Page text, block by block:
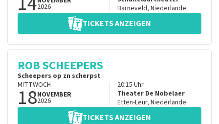
2026
Barneveld, Niederlande
TICKETS ANZEIGEN
ROB SCHEEPERS
Scheepers op zn scherpst
MITTWOCH
18NOVEMBER
2026
20:15 Uhr
Theater De Nobelaer
Etten-Leur, Niederlande
TICKETS ANZEIGEN